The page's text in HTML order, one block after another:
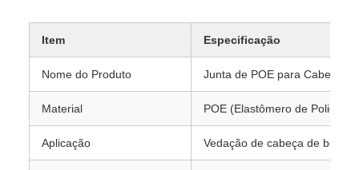
Item Especificação
Nome do Produto Junta de POE para Cabeça
Material POE (Elastômero de
Aplicação Vedação de cabeça de